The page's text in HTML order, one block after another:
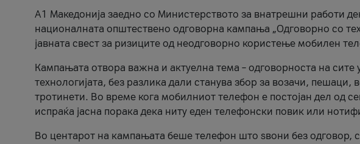
A1 Македонија заедно со Министерството за внатрешни работи
националната општествено одговорна кампања „Одговорно со
јавната свест за ризиците од неодговорно користење мобилен
Кампањата отвора важна и актуелна тема – одговорноста на
технологијата, без разлика дали станува збор за возачи,
тротинети. Во време кога мобилниот телефон е постојан дел од
испраќа јасна порака дека ниту еден телефонски повик или
Во центарот на кампањата беше телефон што ѕвони без